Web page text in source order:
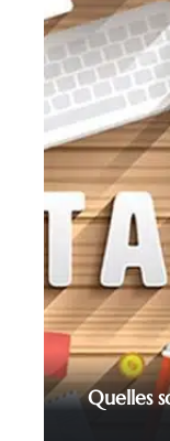
Quelles